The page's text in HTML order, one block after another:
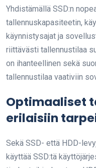
Yhdistämällä SSD:n
tallennuskapasiteetin,
käynnistysajat ja
riittävästi tallennustilaa
on ihanteellinen sekä
tallennustilaa vaativiin
Optimaaliset
erilaisiin
Sekä SSD- että HDD-
käyttää SSD:tä